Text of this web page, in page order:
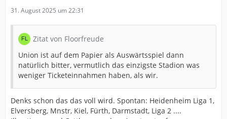
31. August 2025 um 22:31
Zitat von Floorfreude
Union ist auf dem Papier als Auswärtsspiel dann
natürlich bitter, vermutlich das einzigste Stadion was
weniger Ticketeinnahmen haben, als wir.
Denks schon das das voll wird. Spontan: Heidenheim Liga 1,
Elversberg, Mnstr, Kiel, Fürth, Darmstadt, Liga 2 ....